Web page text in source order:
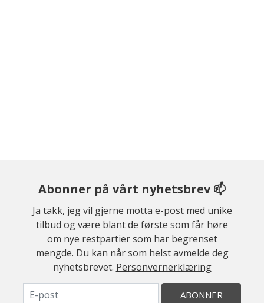
Abonner på vårt nyhetsbrev 📫
Ja takk, jeg vil gjerne motta e-post med unike
tilbud og være blant de første som får høre
om nye restpartier som har begrenset
mengde. Du kan når som helst avmelde deg
nyhetsbrevet. Personvernerklæring
ABONNER